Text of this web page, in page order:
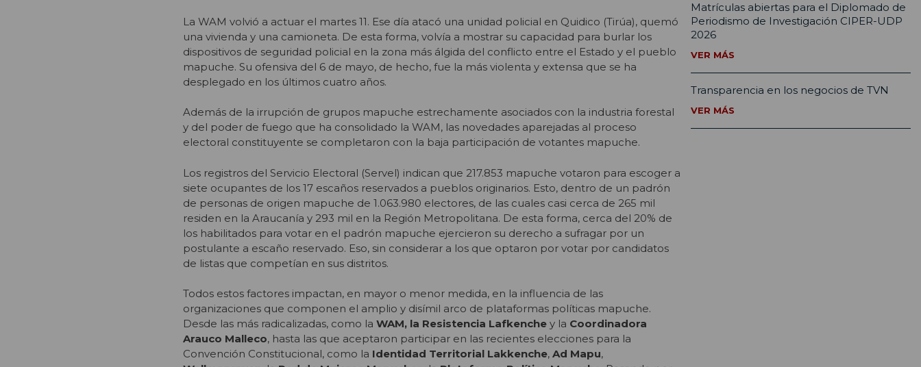
La WAM volvió a actuar el martes 11. Ese día atacó una unidad policial en Quidico (Tirúa), quemó
una vivienda y una camioneta. De esta forma, volvía a mostrar su capacidad para burlar los
dispositivos de seguridad policial en la zona más álgida del conflicto entre el Estado y el pueblo
mapuche. Su ofensiva del 6 de mayo, de hecho, fue la más violenta y extensa que se ha
desplegado en los últimos cuatro años.
Además de la irrupción de grupos mapuche estrechamente asociados con la industria forestal
y del poder de fuego que ha consolidado la WAM, las novedades aparejadas al proceso
electoral constituyente se completaron con la baja participación de votantes mapuche.
Los registros del Servicio Electoral (Servel) indican que 217.853 mapuche votaron para escoger a
siete ocupantes de los 17 escaños reservados a pueblos originarios. Esto, dentro de un padrón
de personas de origen mapuche de 1.063.980 electores, de las cuales casi cerca de 265 mil
residen en la Araucanía y 293 mil en la Región Metropolitana. De esta forma, cerca del 20% de
los habilitados para votar en el padrón mapuche ejercieron su derecho a sufragar por un
postulante a escaño reservado. Eso, sin considerar a los que optaron por votar por candidatos
de listas que competían en sus distritos.
Todos estos factores impactan, en mayor o menor medida, en la influencia de las
organizaciones que componen el amplio y disímil arco de plataformas políticas mapuche.
Desde las más radicalizadas, como la WAM, la Resistencia Lafkenche y la Coordinadora
Arauco Malleco, hasta las que aceptaron participar en las recientes elecciones para la
Convención Constitucional, como la Identidad Territorial Lakkenche, Ad Mapu,
Matrículas abiertas para el Diplomado de
Periodismo de Investigación CIPER-UDP
2026
VER MÁS
Transparencia en los negocios de TVN
VER MÁS